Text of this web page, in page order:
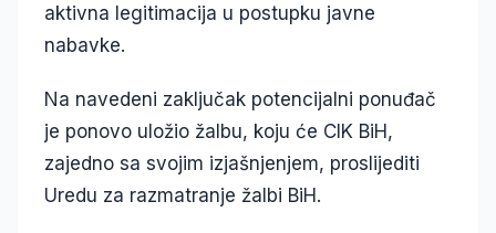
aktivna legitimacija u postupku javne
nabavke.
Na navedeni zaključak potencijalni ponuđač
je ponovo uložio žalbu, koju će CIK BiH,
zajedno sa svojim izjašnjenjem, proslijediti
Uredu za razmatranje žalbi BiH.